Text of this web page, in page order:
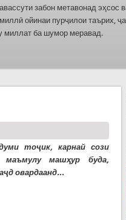
Осиёи Марказӣ, аз он ҷумла
Фарғона-Сирдарё», ки аз
ва Ўзбекистон пешниҳод
тоҷик, карнай сози
машҳур буда,
овардаанд...